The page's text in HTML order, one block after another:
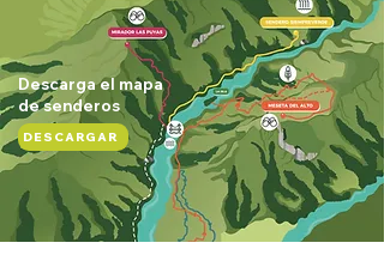
Descarga el mapa
de senderos
DESCARGAR